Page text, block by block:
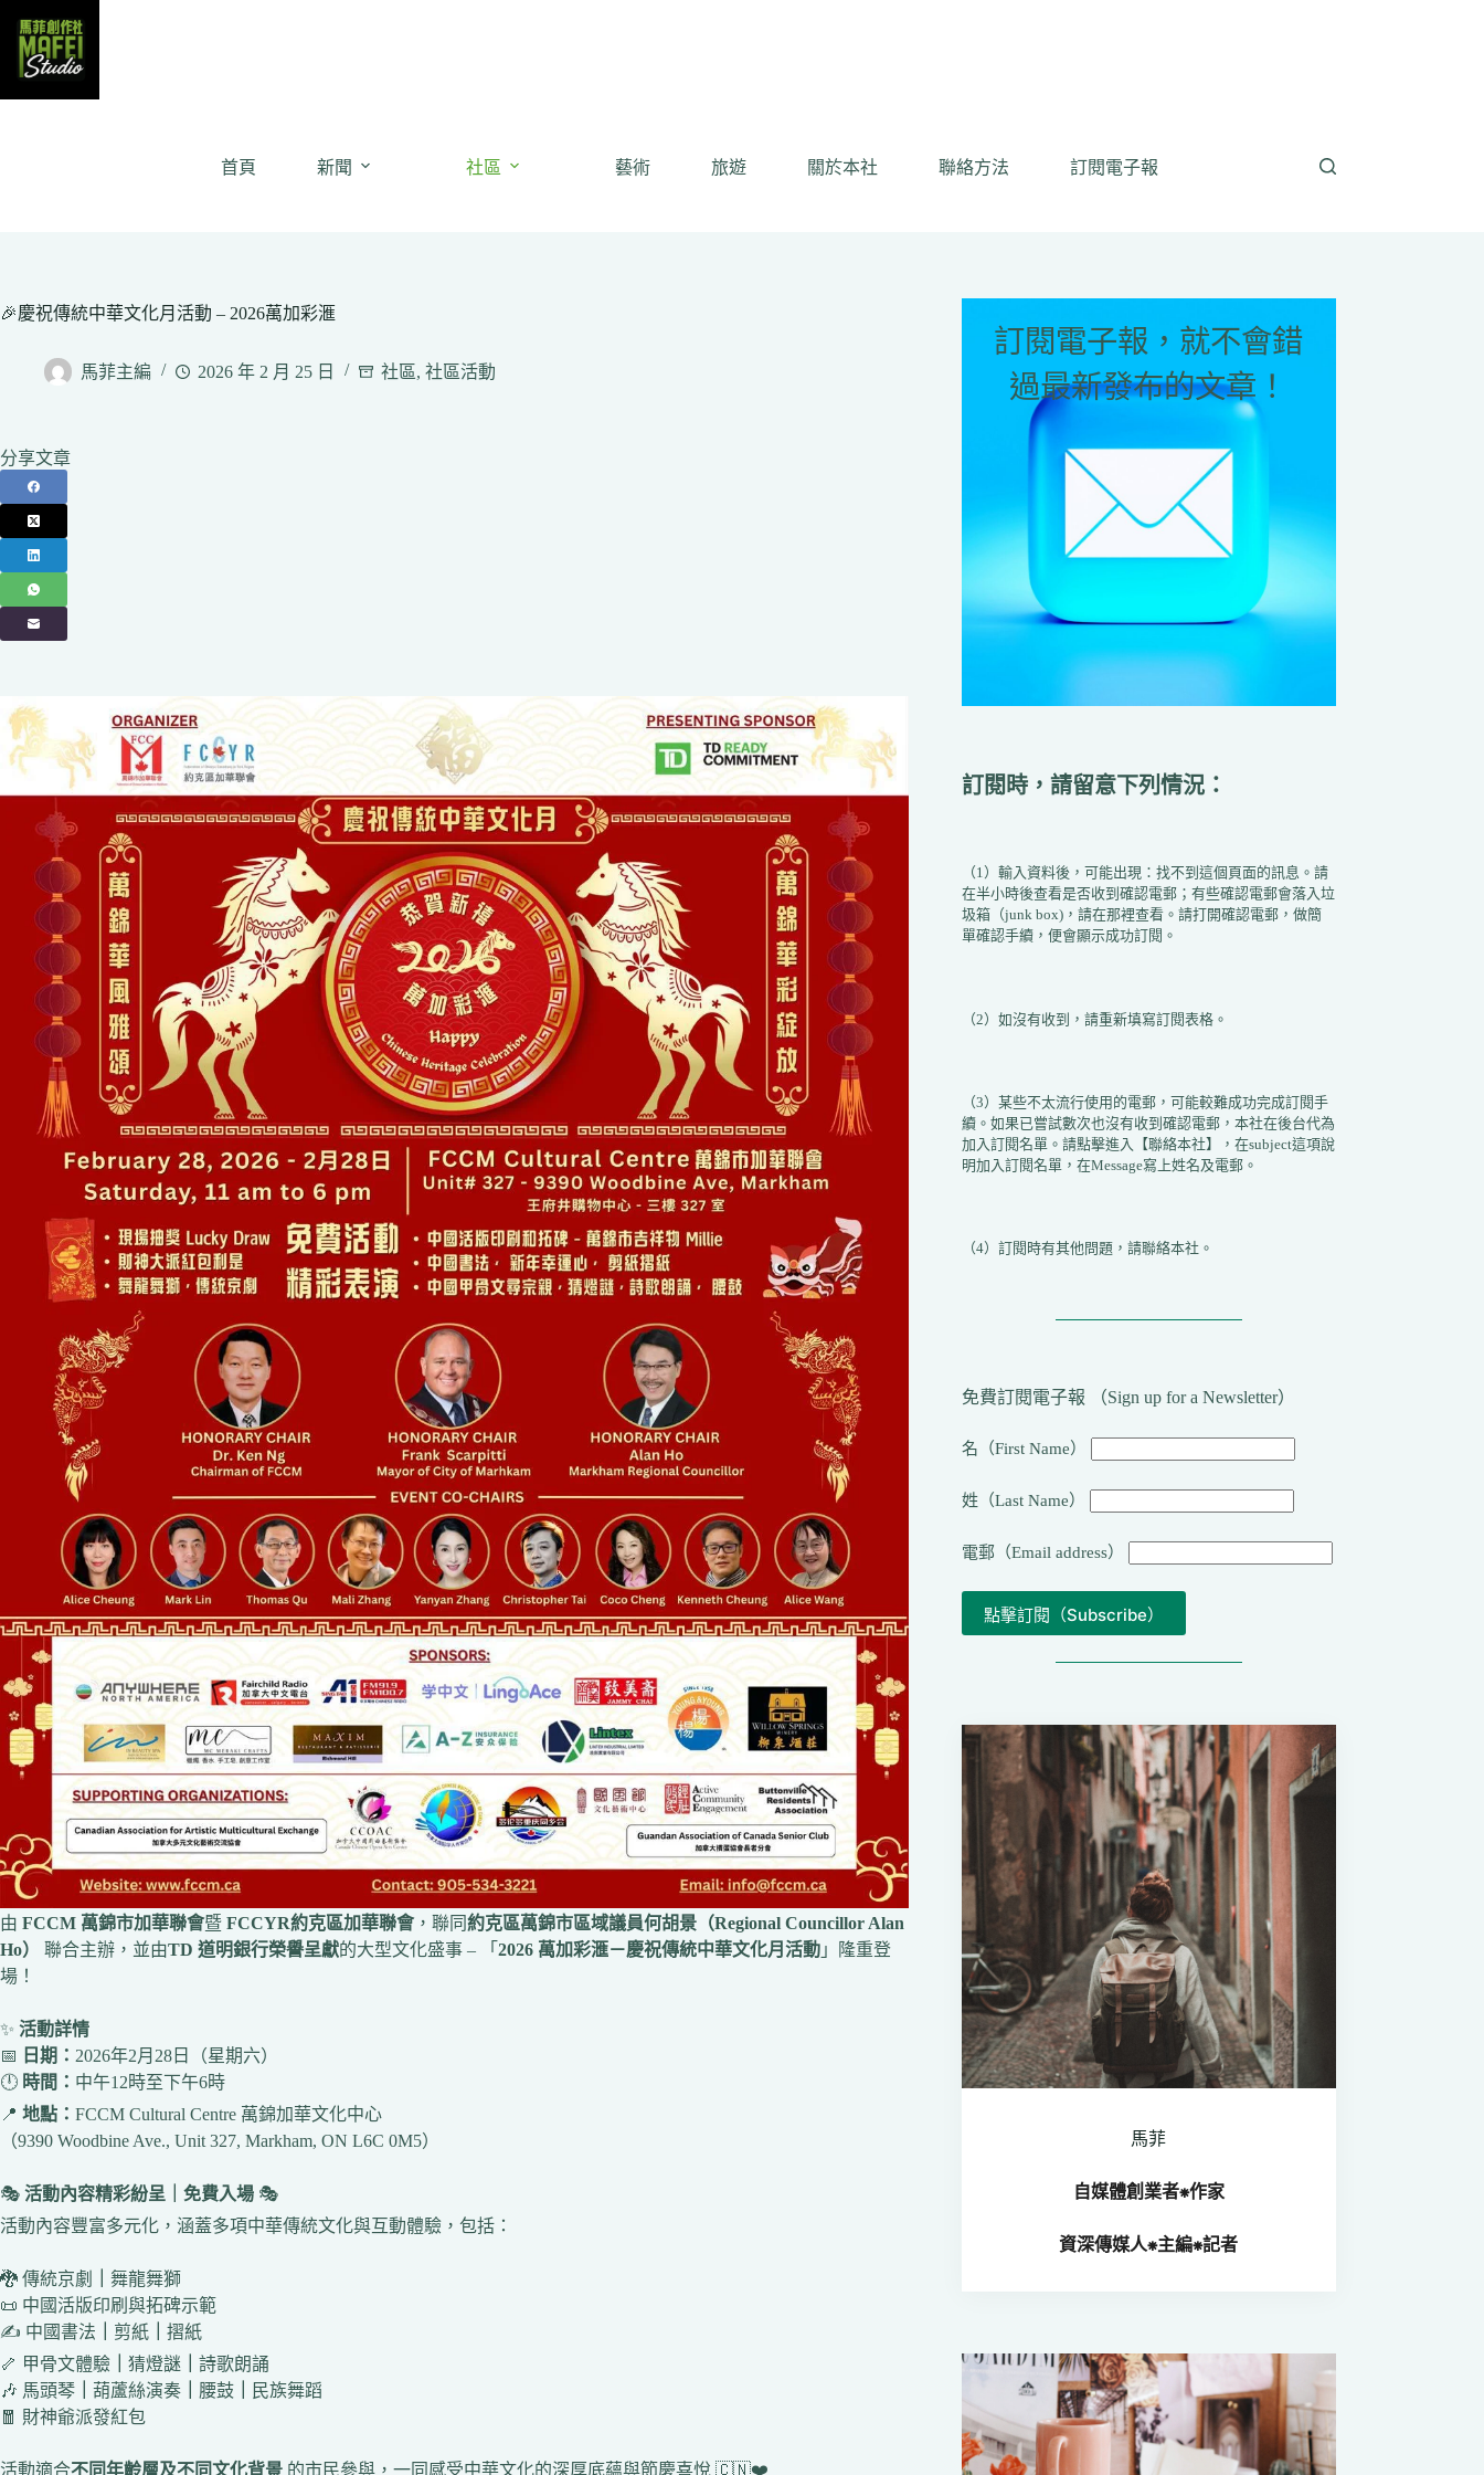
content
首頁 新聞 社區 藝術 旅遊 關於本社 聯絡方法 訂閱電子報
🎉慶祝傳統中華文化月活動 – 2026萬加彩滙
馬菲主編 2026 年 2 月 25 日 社區, 社區活動
分享文章
由 FCCM 萬錦市加華聯會暨 FCCYR約克區加華聯會，聯同約克區萬錦市區域議員何胡景（Regional Councillor Alan
Ho）
聯合主辦，並由TD 道明銀行榮譽呈獻的大型文化盛事 – 「 2026 萬加彩滙－慶祝傳統中華文化月活動 」隆重登
場！
✨ 活動詳情
📅 日期： 2026年2月28日（星期六）
🕛 時間： 中午12時至下午6時
📍 地點： FCCM Cultural Centre 萬錦加華文化中心
（9390 Woodbine Ave., Unit 327, Markham, ON L6C 0M5）
🎭 活動內容精彩紛呈｜免費入場 🎭
活動內容豐富多元化，涵蓋多項中華傳統文化與互動體驗，包括：
🐉 傳統京劇
舞龍舞獅
📜 中國活版印刷與拓碑示範
✍️ 中國書法
剪紙
摺紙
🦴 甲骨文體驗
猜燈謎
詩歌朗誦
🎶 馬頭琴
葫蘆絲演奏 腰鼓
民族舞蹈
🧧 財神爺派發紅包
活動適合不同年齡層及不同文化背景 的市民參與，一同感受中華文化的深厚底蘊與節慶喜悅 🇨🇳❤️
訂閱電子報，就不會錯
過最新發布的文章！
訂閱時，請留意下列情況：
（1）輸入資料後，可能出現：找不到這個頁面的訊息。請
在半小時後查看是否收到確認電郵；有些確認電郵會落入垃
圾箱（junk box)，請在那裡查看。請打開確認電郵，做簡
單確認手續，便會顯示成功訂閱。
（2）如沒有收到，請重新填寫訂閱表格。
（3）某些不太流行使用的電郵，可能較難成功完成訂閱手
續。如果已嘗試數次也沒有收到確認電郵，本社在後台代為
加入訂閱名單。請點擊進入【聯絡本社】，在subject這項說
明加入訂閱名單，在Message寫上姓名及電郵。
（4）訂閱時有其他問題，請聯絡本社。
免費訂閱電子報 （Sign up for a Newsletter）
名（First Name）
姓（Last Name）
電郵（Email address）
馬菲
自媒體創業者⁕作家
資深傳媒人⁕主編⁕記者